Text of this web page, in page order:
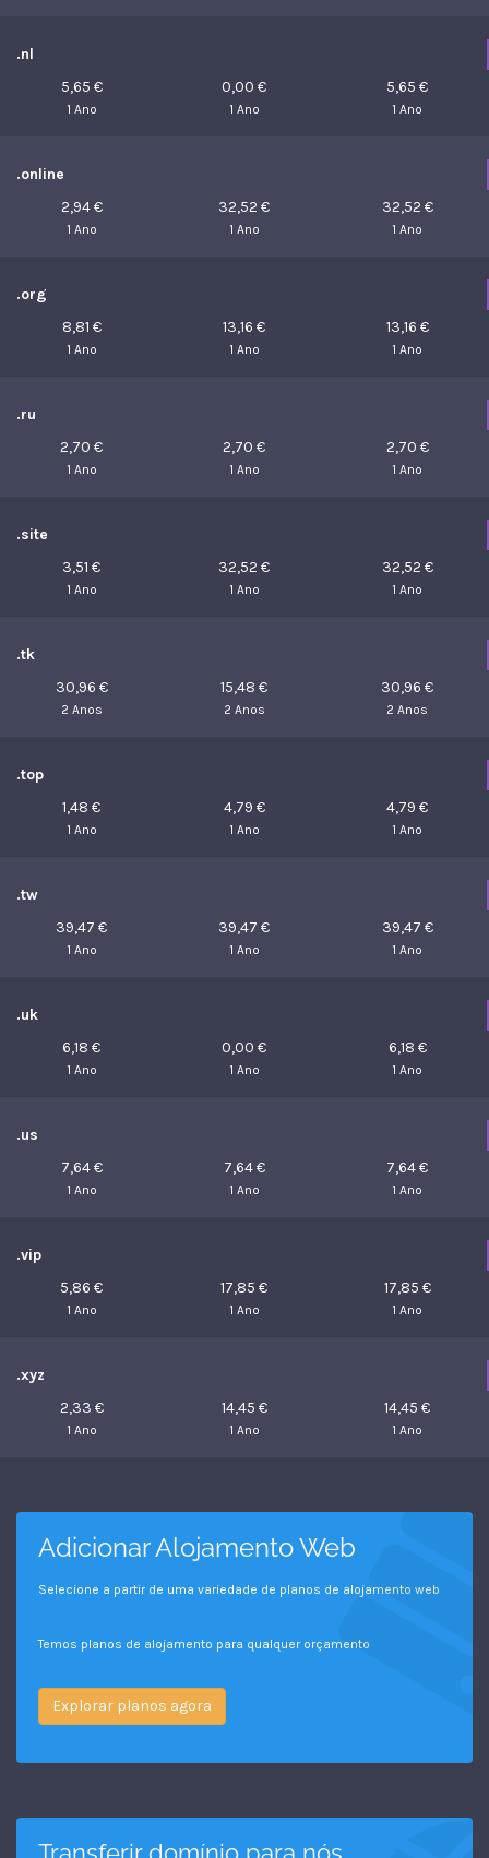
.nl
5,65 €
1 Ano
0,00 €
1 Ano
5,65 €
1 Ano
.online
2,94 €
1 Ano
32,52 €
1 Ano
32,52 €
1 Ano
.org
8,81 €
1 Ano
13,16 €
1 Ano
13,16 €
1 Ano
.ru
2,70 €
1 Ano
2,70 €
1 Ano
2,70 €
1 Ano
.site
3,51 €
1 Ano
32,52 €
1 Ano
32,52 €
1 Ano
.tk
30,96 €
2 Anos
15,48 €
2 Anos
30,96 €
2 Anos
.top
1,48 €
1 Ano
4,79 €
1 Ano
4,79 €
1 Ano
.tw
39,47 €
1 Ano
39,47 €
1 Ano
39,47 €
1 Ano
.uk
6,18 €
1 Ano
0,00 €
1 Ano
6,18 €
1 Ano
.us
7,64 €
1 Ano
7,64 €
1 Ano
7,64 €
1 Ano
.vip
5,86 €
1 Ano
17,85 €
1 Ano
17,85 €
1 Ano
.xyz
2,33 €
1 Ano
14,45 €
1 Ano
14,45 €
1 Ano
Adicionar Alojamento Web
Selecione a partir de uma variedade de planos de alojamento web
Temos planos de alojamento para qualquer orçamento
Explorar planos agora